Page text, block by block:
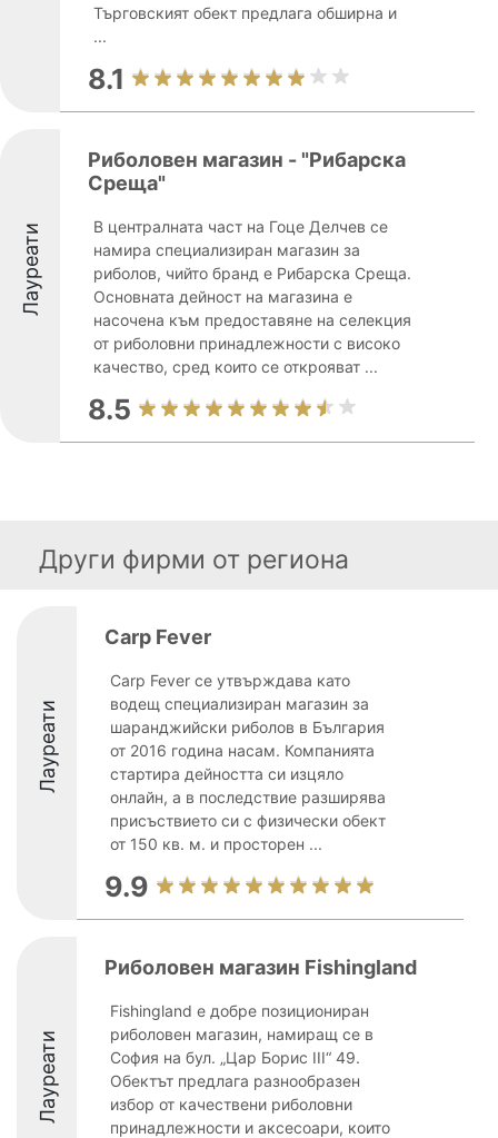
Търговският обект предлага обширна и
...
8.1
Лауреати
Риболовен магазин - "Рибарска
Среща"
В централната част на Гоце Делчев се
намира специализиран магазин за
риболов, чийто бранд е Рибарска Среща.
Основната дейност на магазина е
насочена към предоставяне на селекция
от риболовни принадлежности с високо
качество, сред които се открояват ...
8.5
Други фирми от региона
Лауреати
Carp Fever
Carp Fever се утвърждава като
водещ специализиран магазин за
шаранджийски риболов в България
от 2016 година насам. Компанията
стартира дейността си изцяло
онлайн, а в последствие разширява
присъствието си с физически обект
от 150 кв. м. и просторен ...
9.9
Лауреати
Риболовен магазин Fishingland
Fishingland е добре позициониран
риболовен магазин, намиращ се в
София на бул. „Цар Борис III“ 49.
Обектът предлага разнообразен
избор от качествени риболовни
принадлежности и аксесоари, които